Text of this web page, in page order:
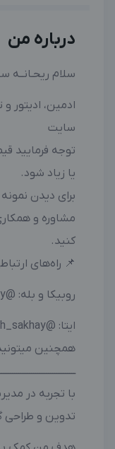
درباره من
سلام
ادمین، ادیتور
سایت
توجه فرمایید
یا زیاد شود.
برای دیدن
مشاوره و
کنید.
📌 راه‌های
روبیکا و بله: @Reyhanehsakhay
ایتا: @Reyhaneh_sakhay
همچنین
با تجربه در
تدوین و طراحی